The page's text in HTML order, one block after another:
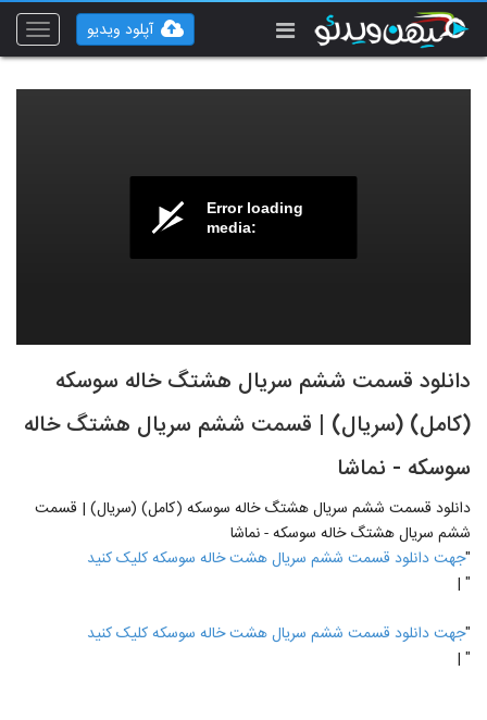
Toggle
آپلود ویدیو
Error loading
media:
دانلود قسمت ششم سریال هشتگ خاله سوسکه
(کامل) (سریال) | قسمت ششم سریال هشتگ خاله
سوسکه - نماشا
دانلود قسمت ششم سریال هشتگ خاله سوسکه (کامل) (سریال) | قسمت
ششم سریال هشتگ خاله سوسکه - نماشا
"جهت دانلود قسمت ششم سریال هشت خاله سوسکه کلیک کنید
" |
"جهت دانلود قسمت ششم سریال هشت خاله سوسکه کلیک کنید
" |